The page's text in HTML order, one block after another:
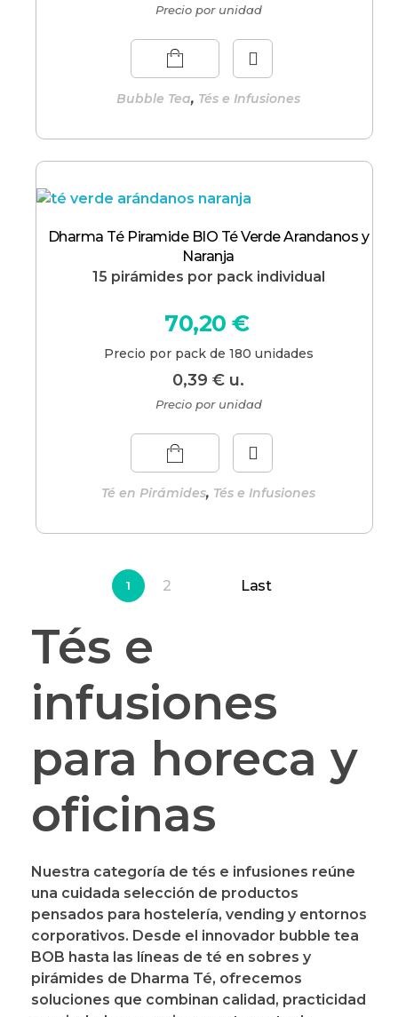
Bubble Tea, Tés e Infusiones
Precio por unidad
Dharma Té Piramide BIO Té Verde Arandanos y
Naranja
15 pirámides por pack individual
0,39€ u.
70,20€
Precio por pack de 180 unidades
Té en Pirámides, Tés e Infusiones
Precio por unidad
1 2 Last
Tés e
infusiones
para horeca y
oficinas
Nuestra categoría de tés e infusiones reúne
una cuidada selección de productos
pensados para hostelería, vending y entornos
corporativos. Desde el innovador bubble tea
BOB hasta las líneas de té en sobres y
pirámides de Dharma Té, ofrecemos
soluciones que combinan calidad, practicidad